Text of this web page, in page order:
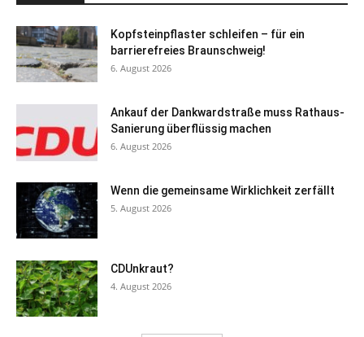
Kopfsteinpflaster schleifen – für ein
barrierefreies Braunschweig!
6. August 2026
Ankauf der Dankwardstraße muss Rathaus-
Sanierung überflüssig machen
6. August 2026
Wenn die gemeinsame Wirklichkeit zerfällt
5. August 2026
CDUnkraut?
4. August 2026